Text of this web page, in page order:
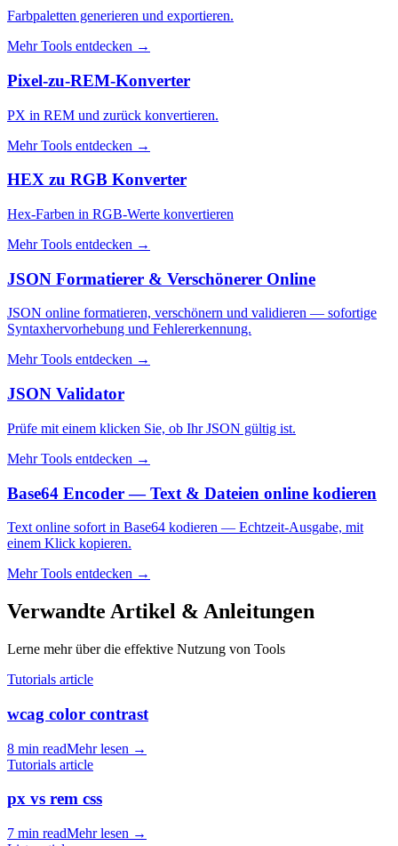
Farbpaletten generieren und exportieren.
Mehr Tools entdecken →
Pixel-zu-REM-Konverter
PX in REM und zurück konvertieren.
Mehr Tools entdecken →
HEX zu RGB Konverter
Hex-Farben in RGB-Werte konvertieren
Mehr Tools entdecken →
JSON Formatierer & Verschönerer Online
JSON online formatieren, verschönern und validieren — sofortige
Syntaxhervorhebung und Fehlererkennung.
Mehr Tools entdecken →
JSON Validator
Prüfe mit einem klicken Sie, ob Ihr JSON gültig ist.
Mehr Tools entdecken →
Base64 Encoder — Text & Dateien online kodieren
Text online sofort in Base64 kodieren — Echtzeit-Ausgabe, mit
einem Klick kopieren.
Mehr Tools entdecken →
Verwandte Artikel & Anleitungen
Lerne mehr über die effektive Nutzung von Tools
Tutorials article
wcag color contrast
8 min readMehr lesen →
Tutorials article
px vs rem css
7 min readMehr lesen →